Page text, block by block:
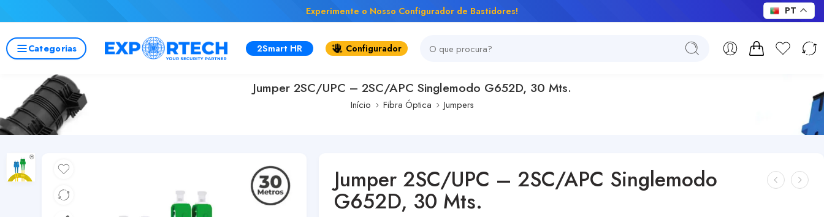
Experimente o Nosso Configurador de Bastidores!
Categorias 2Smart HR Configurador
Jumper 2SC/UPC – 2SC/APC Singlemodo G652D, 30 Mts.
Início Fibra Óptica Jumpers
Jumper 2SC/UPC – 2SC/APC Singlemodo
G652D, 30 Mts.
PT